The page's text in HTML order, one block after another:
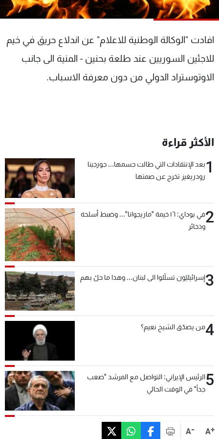
A+
A-
افادت "الوكالة الوطنية للاعلام" عن اندلاع حريق في خيم
للاجئين السوريين عند طلعة بحنين - المنية الى جانب
الاوتوستراد الدولي من دون معرفة الاسباب.
الأكثر قراءة
1بعد الإنتقادات التي طالت جسمها... جورجينا
رودريغيز تخرج عن صمتها
2
في بوداي: ١٦ خيمة "ماريجوانا"... وضبط أسلحة
وذخائر
3إسرائيليّون تسلّلوا الى لبنان... وهذا ما حلّ بهم
4من يصدّق الشيخ نعيم؟
5الرئيس الإيراني: التواصل مع المرشد "صعب
جداً" في الوقت الحالي
شاهد البرامج
عن MTV
الإنـتـاج
لاعلاناتكم
وظائف
تواصل معنا
شروط الإسـتخدام